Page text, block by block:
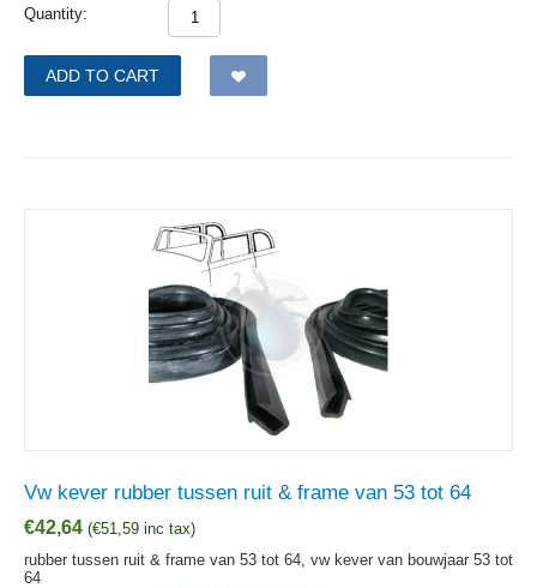
Quantity:
ADD TO CART
Vw kever rubber tussen ruit & frame van 53 tot 64
€42,64 (€51,59 inc tax)
rubber tussen ruit & frame van 53 tot 64, vw kever van bouwjaar 53 tot
64